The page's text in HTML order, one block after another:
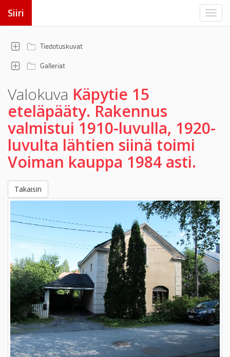
Siiri
Tiedotuskuvat
Galleriat
Valokuva Käpytie 15
eteläpääty. Rakennus
valmistui 1910-luvulla, 1920-
luvulta lähtien siinä toimi
Voiman kauppa 1984 asti.
Takaisin